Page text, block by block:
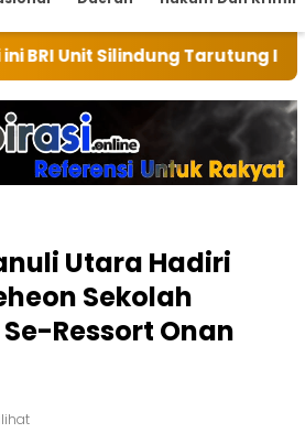
Tarutung Ingatkan Kebaikan
Utara Hadiri
Sekolah
Ressort Onan